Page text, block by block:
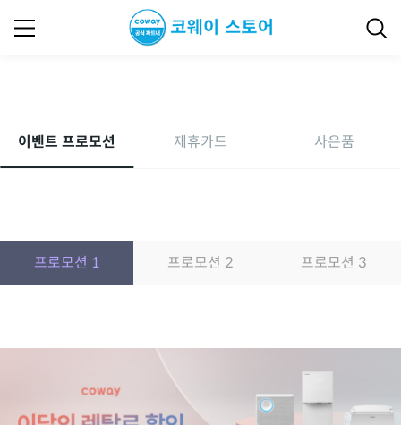
이벤트 프로모션
이벤트 프로모션 제휴카드 사은품
프로모션 1 프로모션 2 프로모션 3